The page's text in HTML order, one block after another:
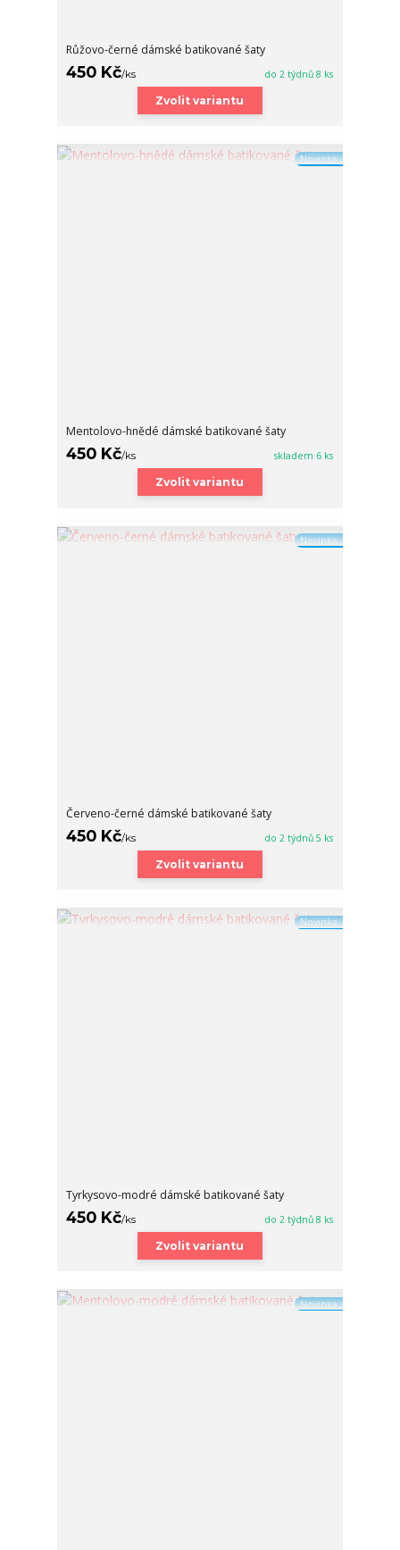
Růžovo-černé dámské batikované šaty
450 Kč/ks do 2 týdnů 8 ks
Zvolit variantu
Novinka
Mentolovo-hnědé dámské batikované šaty
450 Kč/ks skladem 6 ks
Zvolit variantu
Novinka
Červeno-černé dámské batikované šaty
450 Kč/ks do 2 týdnů 5 ks
Zvolit variantu
Novinka
Tyrkysovo-modré dámské batikované šaty
450 Kč/ks do 2 týdnů 8 ks
Zvolit variantu
Novinka